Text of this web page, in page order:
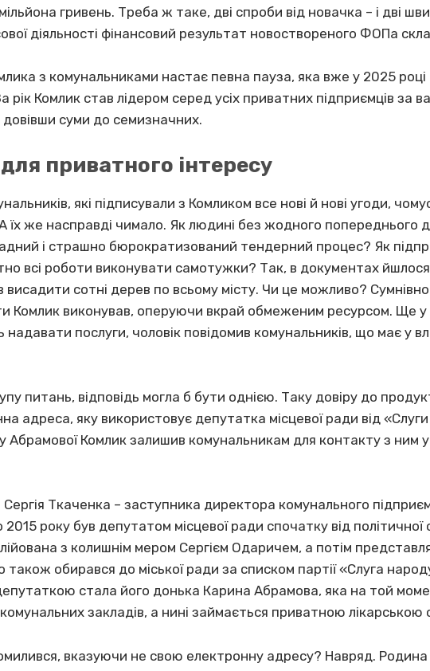
гривень. Треба ж таке, дві спроби від новачка – і дві
діяльності фінансовий результат новоствореного ФОПа
з комунальниками настає певна пауза, яка вже у 2025 році
рік Комлик став лідером серед усіх приватних підприємців за
довівши суми до семизначних.
приватного інтересу
які підписували з Комликом все нові й нові угоди,
їх же насправді чимало. Як людині без жодного попереднього
і страшно бюрократизований тендерний процес? Як
всі роботи виконувати самотужки? Так, в документах
сотні дерев по всьому місту. Чи це можливо? Сумнівно.
Комлик виконував, оперуючи вкрай обмеженим ресурсом. Ще у
послуги, чоловік повідомив комунальників, що має у
питань, відповідь могла б бути однією. Таку довіру до
адреса, яку використовує депутатка місцевої ради від
Абрамової Комлик залишив комунальникам для контакту з ним
Ткаченка – заступника директора комунального
року був депутатом місцевої ради спочатку від політичної
з колишнім мером Сергієм Одаричем, а потім
також обирався до міської ради за списком партії «Слуга
стала його донька Карина Абрамова, яка на той
закладів, а нині займається приватною лікарською
вказуючи не свою електронну адресу? Навряд. Родина